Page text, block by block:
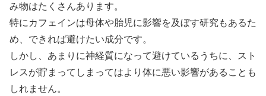
み物はたくさんあります。
特にカフェインは母体や胎児に影響を及ぼす研究もあるた
め、できれば避けたい成分です。
しかし、あまりに神経質になって避けているうちに、スト
レスが貯まってしまってはより体に悪い影響があることも
しれません。